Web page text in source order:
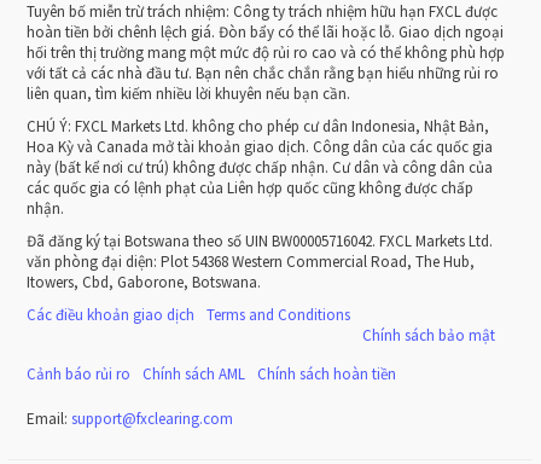
Tuyên bố miễn trừ trách nhiệm: Công ty trách nhiệm hữu hạn FXCL được
hoàn tiền bởi chênh lệch giá. Đòn bẩy có thể lãi hoặc lỗ. Giao dịch ngoại
hối trên thị trường mang một mức độ rủi ro cao và có thể không phù hợp
với tất cả các nhà đầu tư. Bạn nên chắc chắn rằng bạn hiểu những rủi ro
liên quan, tìm kiếm nhiều lời khuyên nếu bạn cần.
CHÚ Ý: FXCL Markets Ltd. không cho phép cư dân Indonesia, Nhật Bản,
Hoa Kỳ và Canada mở tài khoản giao dịch. Công dân của các quốc gia
này (bất kể nơi cư trú) không được chấp nhận. Cư dân và công dân của
các quốc gia có lệnh phạt của Liên hợp quốc cũng không được chấp
nhận.
Đã đăng ký tại Botswana theo số UIN BW00005716042. FXCL Markets Ltd.
văn phòng đại diện: Plot 54368 Western Commercial Road, The Hub,
Itowers, Cbd, Gaborone, Botswana.
Các điều khoản giao dịch
Terms and Conditions
Chính sách bảo mật
Cảnh báo rủi ro
Chính sách AML Chính sách hoàn tiền
Email:support@fxclearing.com